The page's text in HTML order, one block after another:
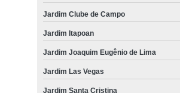
Jardim Clube de Campo
Jardim Itapoan
Jardim Joaquim Eugênio de Lima
Jardim Las Vegas
Jardim Santa Cristina